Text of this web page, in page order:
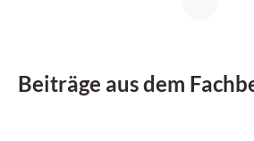
Beiträge aus dem